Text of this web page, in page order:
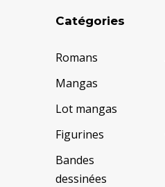
Catégories
Romans
Mangas
Lot mangas
Figurines
Bandes
dessinées